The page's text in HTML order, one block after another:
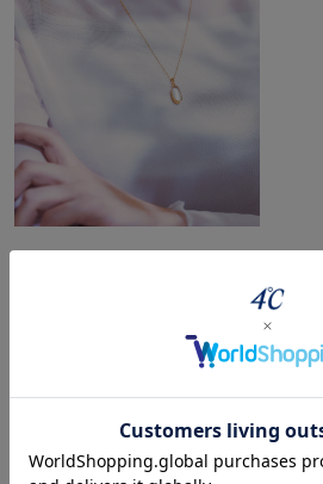
このアイテムをご覧の方